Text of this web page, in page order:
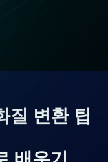
질 변환 팁